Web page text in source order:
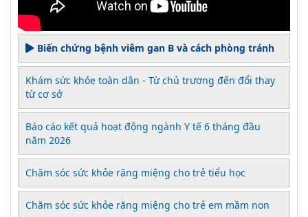
Biến chứng bệnh viêm gan B và cách phòng tránh
Khám sức khỏe toàn dân - Từ chủ trương đến đổi thay
từ cơ sở
Báo cáo kết quả hoạt động ngành Y tế 6 tháng đầu
năm 2026
Chăm sóc sức khỏe răng miệng cho trẻ tiểu học
Chăm sóc sức khỏe răng miệng cho trẻ em mầm non